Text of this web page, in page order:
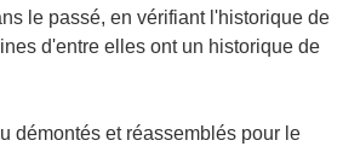
le passé, en vérifiant l'historique de
d'entre elles ont un historique de
démontés et réassemblés pour le